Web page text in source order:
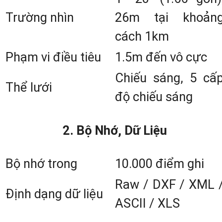
1. Giới thiệu về máy toàn đạc
series (Nivo 1C, Nivo 2C, Nivo 3C
Nivo 5C)
Nhằm đánh dấu sự phát triển và tạo
nhu cầu đo đạc ngày càng cao.
Nikon đã nghiên cứu và sản xuất
máy cao cấp Nivo series với 4 phiên
chính xác (1”, 2”, 3” và 5”). Máy
đạc Nivo gây ấn tượng mạnh nhờ
Trường nhìn
26m tại
cách 1km
Phạm vi điều tiêu
1.5m đến vô cực
Thể lưới
Chiếu sáng, 5
độ chiếu sáng
2. Bộ Nhớ, Dữ Liệu
Bộ nhớ trong 10.000 điểm ghi
Định dạng dữ liệu
Raw / DXF / XML
ASCII / XLS